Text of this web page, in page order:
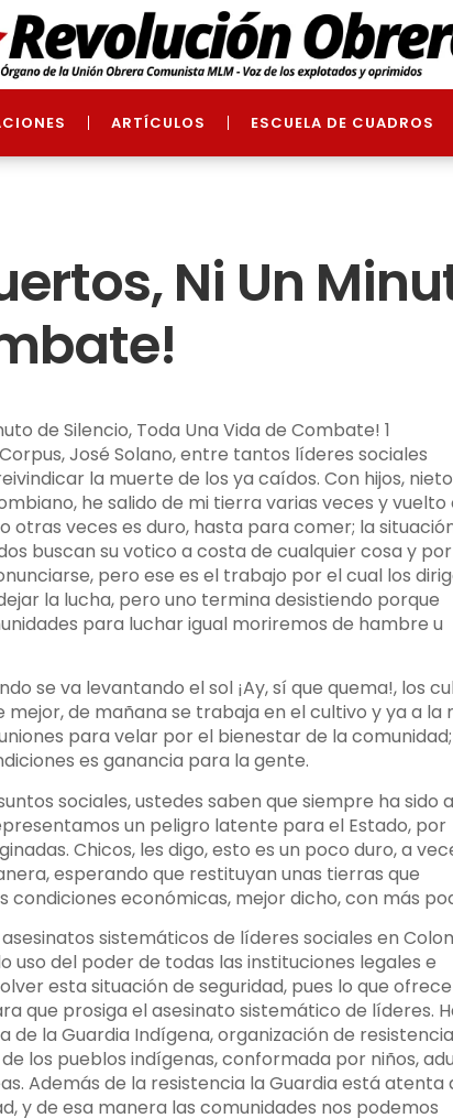
ARTÍCULOS ESCUELA DE CUADROS
Ni Un
José Solano, entre tantos líderes sociales
la muerte de los ya caídos. Con hijos,
he salido de mi tierra varias veces y vuelto
otras veces es duro, hasta para comer; la
buscan su votico a costa de cualquier cosa y
pero ese es el trabajo por el cual los
la lucha, pero uno termina desistiendo porque
para luchar igual moriremos de hambre u
se va levantando el sol ¡Ay, sí que quema!, los
de mañana se trabaja en el cultivo y ya a la
para velar por el bienestar de la
es ganancia para la gente.
sociales, ustedes saben que siempre ha sido
un peligro latente para el Estado, por
Chicos, les digo, esto es un poco duro, a
esperando que restituyan unas tierras que
económicas, mejor dicho, con más
sistemáticos de líderes sociales en
uso del poder de todas las instituciones legales e
esta situación de seguridad, pues lo que
que prosiga el asesinato sistemático de líderes.
de la Guardia Indígena, organización de
los pueblos indígenas, conformada por niños,
Además de la resistencia la Guardia está atenta
y de esa manera las comunidades nos podemos